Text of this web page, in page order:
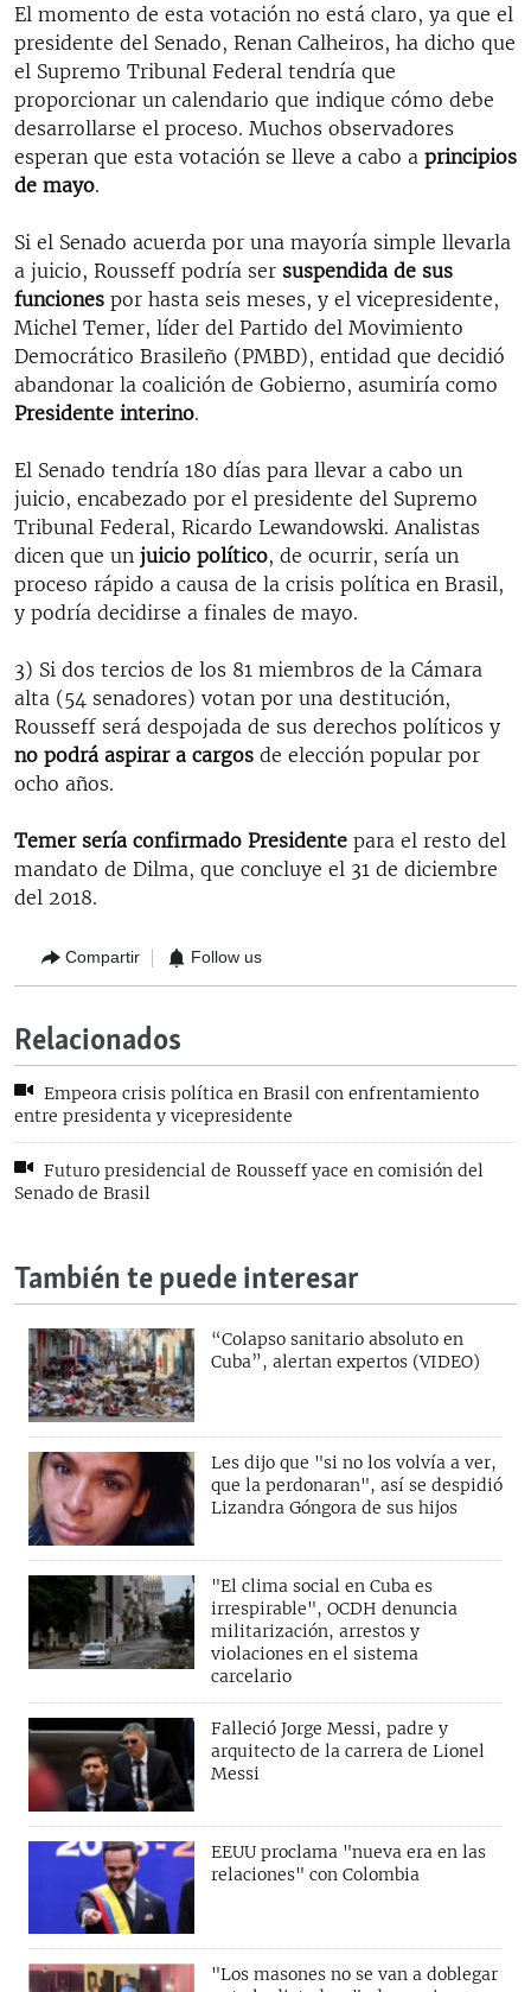
El momento de esta votación no está claro, ya que el
presidente del Senado, Renan Calheiros, ha dicho que
el Supremo Tribunal Federal tendría que
proporcionar un calendario que indique cómo debe
desarrollarse el proceso. Muchos observadores
esperan que esta votación se lleve a cabo a principios
de mayo.
Si el Senado acuerda por una mayoría simple llevarla
a juicio, Rousseff podría ser suspendida de sus
funciones por hasta seis meses, y el vicepresidente,
Michel Temer, líder del Partido del Movimiento
Democrático Brasileño (PMBD), entidad que decidió
abandonar la coalición de Gobierno, asumiría como
Presidente interino.
El Senado tendría 180 días para llevar a cabo un
juicio, encabezado por el presidente del Supremo
Tribunal Federal, Ricardo Lewandowski. Analistas
dicen que un juicio político, de ocurrir, sería un
proceso rápido a causa de la crisis política en Brasil,
y podría decidirse a finales de mayo.
3) Si dos tercios de los 81 miembros de la Cámara
alta (54 senadores) votan por una destitución,
Rousseff será despojada de sus derechos políticos y
no podrá aspirar a cargos de elección popular por
ocho años.
Temer sería confirmado Presidente para el resto del
mandato de Dilma, que concluye el 31 de diciembre
del 2018.
Compartir Follow us
Relacionados
Empeora crisis política en Brasil con enfrentamiento
entre presidenta y vicepresidente
Futuro presidencial de Rousseff yace en comisión del
Senado de Brasil
También te puede interesar
“Colapso sanitario absoluto en
Cuba”, alertan expertos (VIDEO)
Les dijo que "si no los volvía a ver,
que la perdonaran", así se despidió
Lizandra Góngora de sus hijos
"El clima social en Cuba es
irrespirable", OCDH denuncia
militarización, arrestos y
violaciones en el sistema
carcelario
Falleció Jorge Messi, padre y
arquitecto de la carrera de Lionel
Messi
EEUU proclama "nueva era en las
relaciones" con Colombia
"Los masones no se van a doblegar